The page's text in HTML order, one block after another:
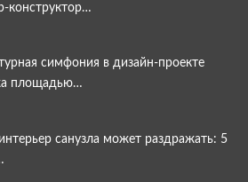
конструктор…
симфония в дизайн-проекте
площадью…
санузла может раздражать: 5